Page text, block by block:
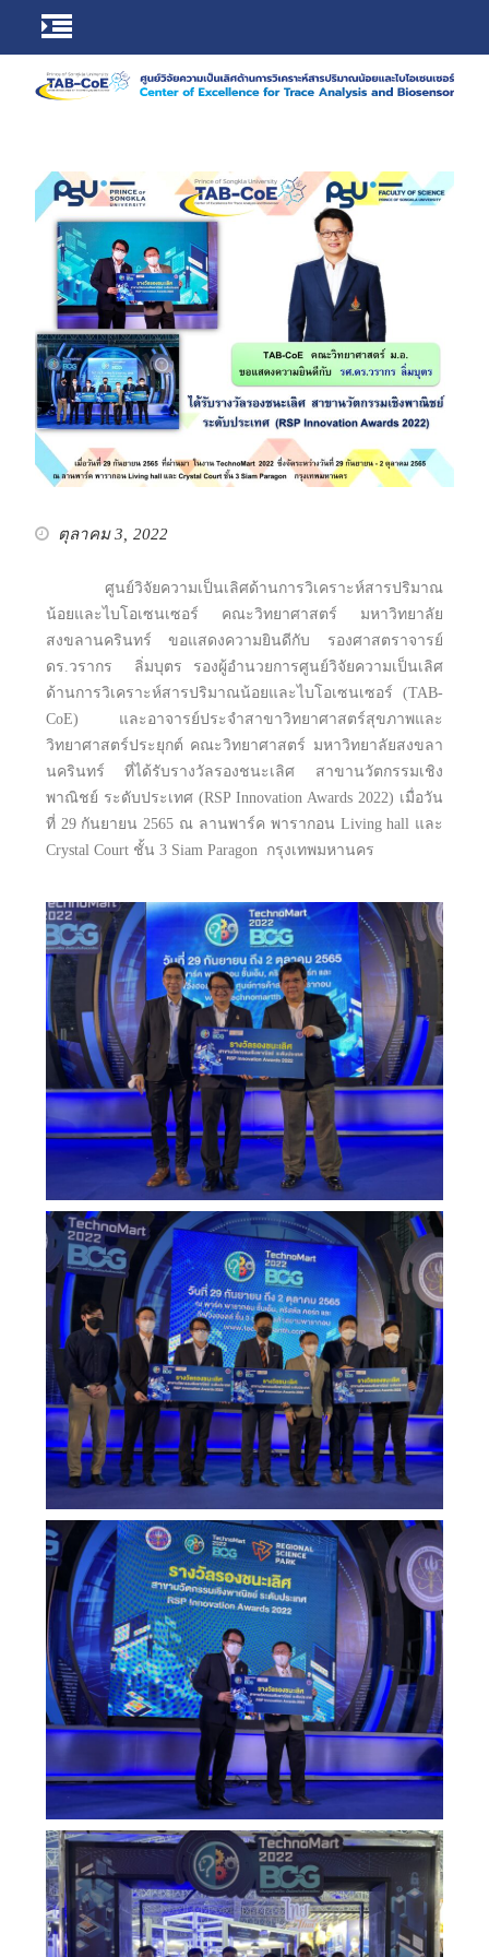
ตุลาคม 3, 2022
ศูนย์วิจัยความเป็นเลิศด้านการวิเคราะห์สารปริมาณ
น้อยและไบโอเซนเซอร์ คณะวิทยาศาสตร์ มหาวิทยาลัย
สงขลานครินทร์ ขอแสดงความยินดีกับ รองศาสตราจารย์
ดร.วรากร ลิ่มบุตร รองผู้อำนวยการศูนย์วิจัยความเป็นเลิศ
ด้านการวิเคราะห์สารปริมาณน้อยและไบโอเซนเซอร์ (TAB-
CoE) และอาจารย์ประจำสาขาวิทยาศาสตร์สุขภาพและ
วิทยาศาสตร์ประยุกต์ คณะวิทยาศาสตร์ มหาวิทยาลัยสงขลา
นครินทร์ ที่ได้รับรางวัลรองชนะเลิศ สาขานวัตกรรมเชิง
พาณิชย์ ระดับประเทศ (RSP Innovation Awards 2022) เมื่อวัน
ที่ 29 กันยายน 2565 ณ ลานพาร์ค พารากอน Living hall และ
Crystal Court ชั้น 3 Siam Paragon กรุงเทพมหานคร